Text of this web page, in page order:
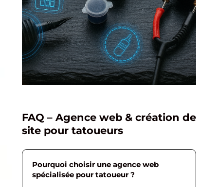
FAQ – Agence web & création de
site pour tatoueurs
Pourquoi choisir une agence web
spécialisée pour tatoueur ?